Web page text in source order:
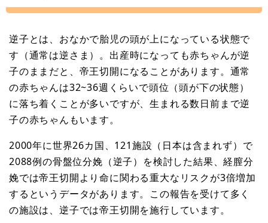
逆子とは、おなかで胎児の頭が上になっている状態で
す（通常は逆さま）。出産時になっても赤ちゃんが逆
子のままだと、帝王切開になることがあります。通常
の赤ちゃんは32~36週くらいで頭位（頭が下の状態）
に落ち着くことが多いですが、生まれる数日前まで逆
子の赤ちゃんもいます。
2000年に世界26カ国、121施設（日本は含まれず）で
2088例の骨盤位分娩（逆子）を検討した結果、経膣分
娩では帝王切開より命に関わる重大なリスクが3倍増加
するというデータがあります。この報告を受けて多く
の施設は、逆子では帝王切開を施行しています。